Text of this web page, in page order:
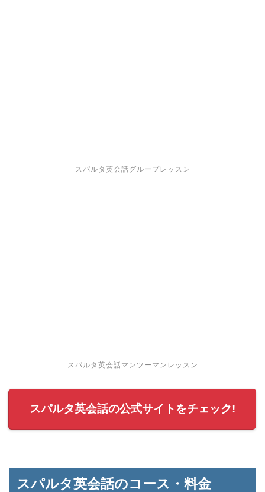
スパルタ英会話グループレッスン
スパルタ英会話マンツーマンレッスン
スパルタ英会話の公式サイトをチェック!
スパルタ英会話のコース・料金